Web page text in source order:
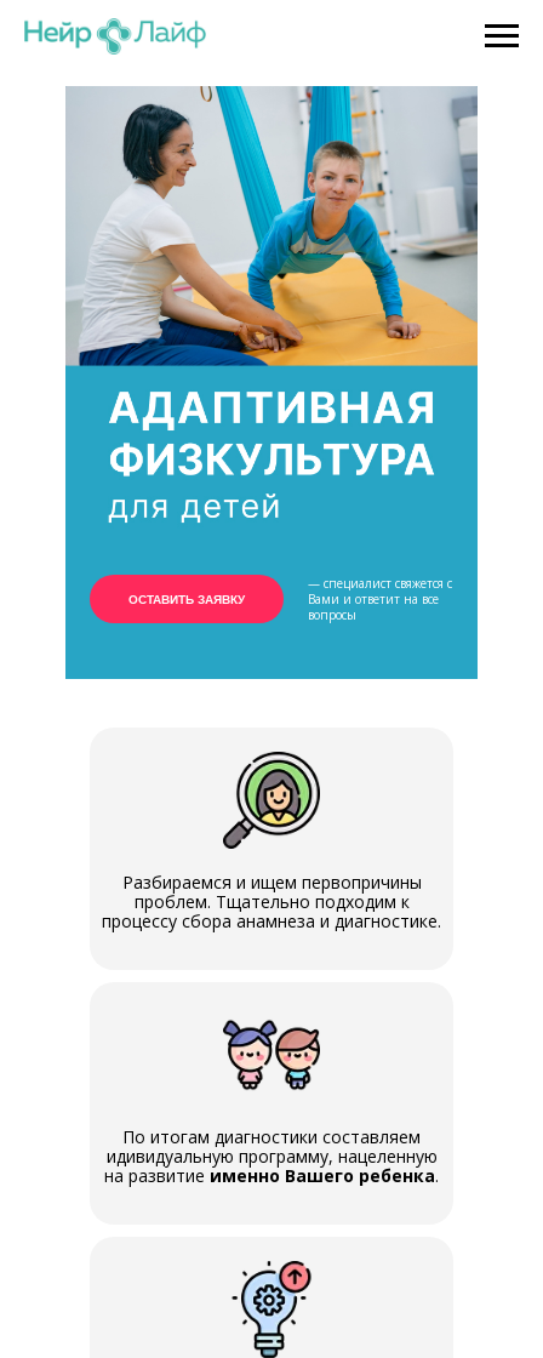
ОСТАВИТЬ ЗАЯВКУ
— специалист свяжется с
Вами и ответит на все
вопросы
Разбираемся и ищем первопричины
проблем. Тщательно подходим к
процессу сбора анамнеза и диагностике.
По итогам диагностики составляем
идивидуальную программу, нацеленную
на развитие именно Вашего ребенка.